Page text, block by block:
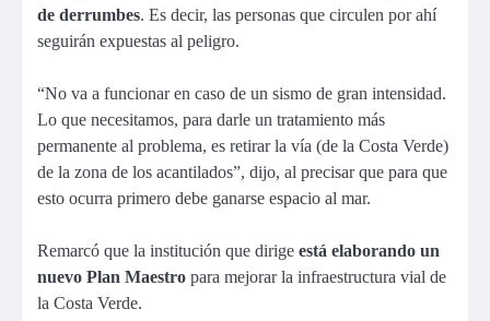
de derrumbes. Es decir, las personas que circulen por ahí
seguirán expuestas al peligro.
“No va a funcionar en caso de un sismo de gran intensidad.
Lo que necesitamos, para darle un tratamiento más
permanente al problema, es retirar la vía (de la Costa Verde)
de la zona de los acantilados”, dijo, al precisar que para que
esto ocurra primero debe ganarse espacio al mar.
Remarcó que la institución que dirige está elaborando un
nuevo Plan Maestro para mejorar la infraestructura vial de
la Costa Verde.